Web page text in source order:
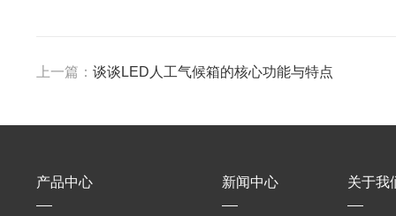
上一篇： 谈谈LED人工气候箱的核心功能与特点
产品中心 新闻中心 关于我